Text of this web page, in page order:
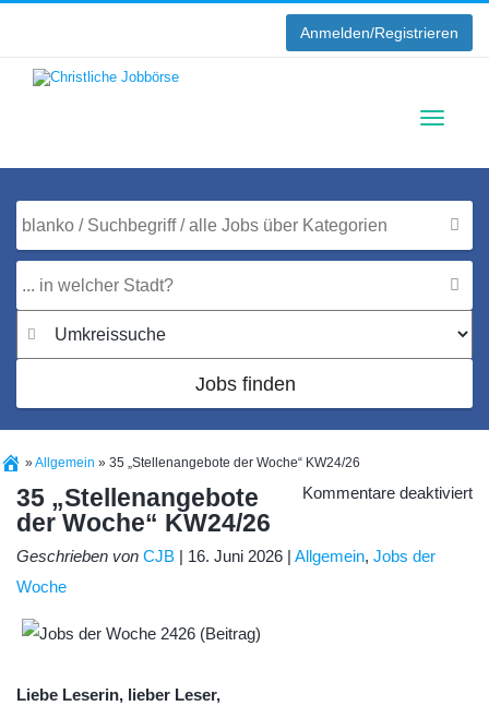
Anmelden/Registrieren
Jobs finden
»Allgemein » 35 „Stellenangebote der Woche“ KW24/26
Kommentare deaktiviertfür
35 „Stellenangebote
der Woche“ KW24/26
Geschrieben von CJB | 16. Juni 2026 | Allgemein, Jobs der
Woche
Liebe Leserin, lieber Leser,